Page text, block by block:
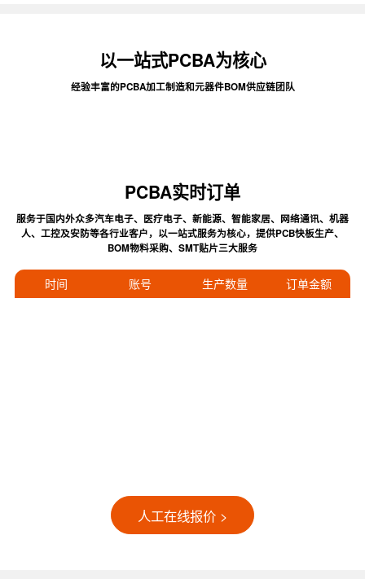
以一站式PCBA为核心
经验丰富的PCBA加工制造和元器件BOM供应链团队
PCBA实时订单
服务于国内外众多汽车电子、医疗电子、新能源、智能家居、网络通讯、机器
人、工控及安防等各行业客户，以一站式服务为核心，提供PCB快板生产、
BOM物料采购、SMT贴片三大服务
时间 账号 生产数量 订单金额
人工在线报价 >